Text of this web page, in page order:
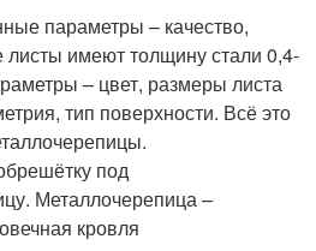
параметры – качество,
листы имеют толщину стали 0,4-
– цвет, размеры листа
тип поверхности. Всё это